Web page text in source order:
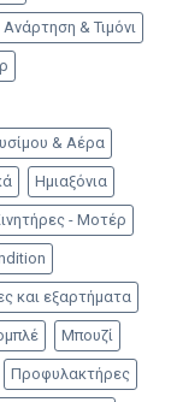
Ανάρτηση & Τιμόνι
& Αέρα
Ημιαξόνια
- Μοτέρ
και εξαρτήματα
Μπουζί
Προφυλακτήρες